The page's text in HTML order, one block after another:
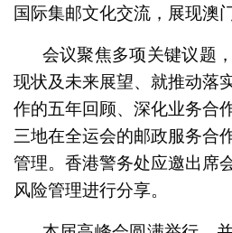
国际集邮文化交流，展现澳
会议聚焦多项关键议题
现状及未来展望、就推动落
作的五年回顾、深化业务合
三地在全运会的邮政服务合
管理。香港警务处应邀出席
风险管理进行分享。